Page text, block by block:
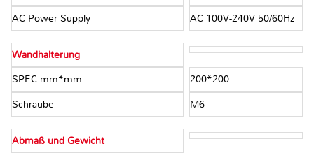
AC Power Supply AC 100V-240V 50/60Hz
Wandhalterung
SPEC mm*mm 200*200
Schraube M6
Abmaß und Gewicht